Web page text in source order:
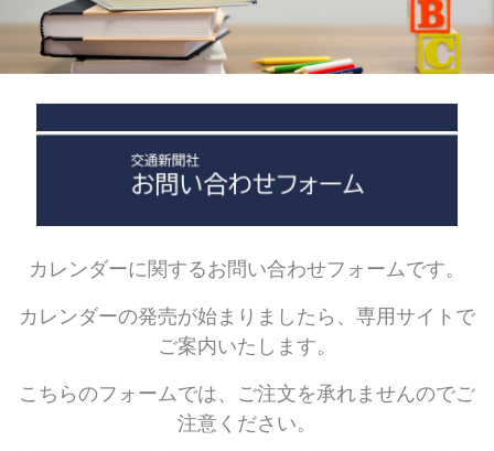
カレンダーに関するお問い合わせフォームです。
カレンダーの発売が始まりましたら、専用サイトで
ご案内いたします。
こちらのフォームでは、ご注文を承れませんのでご
注意ください。